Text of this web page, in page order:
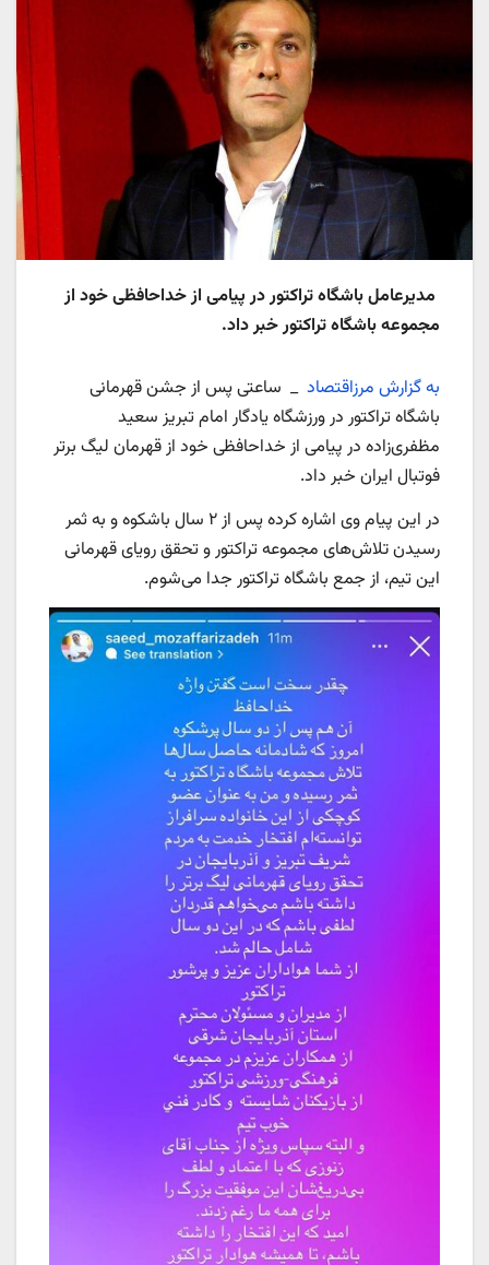
مدیرعامل باشگاه تراکتور در پیامی از خداحافظی خود از
مجموعه باشگاه تراکتور خبر داد.
به گزارش مرزاقتصاد _ ساعتی پس از جشن قهرمانی
باشگاه تراکتور در ورزشگاه یادگار امام تبریز سعید
مظفری‌زاده در پیامی از خداحافظی خود از قهرمان لیگ برتر
فوتبال ایران خبر داد.
در این پیام وی اشاره کرده پس از ۲ سال باشکوه و به ثمر
رسیدن تلاش‌های مجموعه تراکتور و تحقق رویای قهرمانی
این تیم، از جمع باشگاه تراکتور جدا می‌شوم.